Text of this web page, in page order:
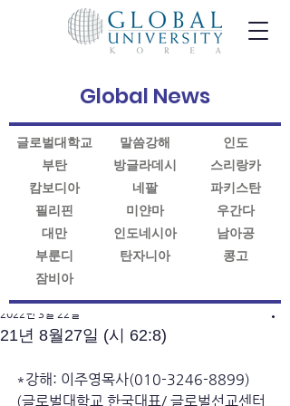
21년 8월27일 (시 62:8)
2022년 3월 22일
*강해: 이주영목사(010-3246-8899)
(글로벌대학교 한국대표/ 글로벌선교센터
Global News
글로벌대학교 말씀강해
인도
부탄
방글라데시
스리랑카
캄보디아
네팔
파키스탄
필리핀
미얀마
우간다
대만
인도네시아
남아공
부룬디
탄자니아
콩고
잠비아